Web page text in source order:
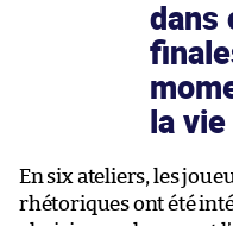
dans
la
En six ateliers, les
rhétoriques ont été